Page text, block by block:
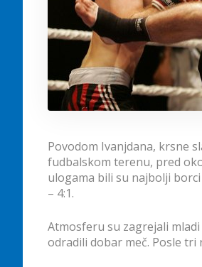
Povodom Ivanjdana, krsne
fudbalskom terenu, pred
ulogama bili su najbolji
– 4:1.
Atmosferu su zagrejali
odradili dobar meč. Posle